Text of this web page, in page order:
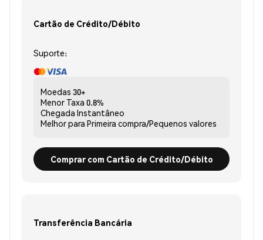
Cartão de Crédito/Débito
Suporte:
Moedas 30+
Menor Taxa 0.8%
Chegada Instantâneo
Melhor para Primeira compra/Pequenos valores
Comprar com Cartão de Crédito/Débito
Transferência Bancária